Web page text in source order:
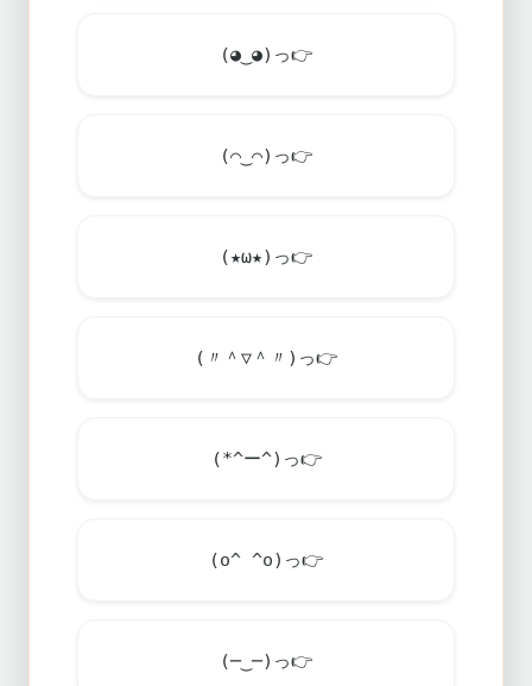
(◕‿◕)っ👉
(⌒‿⌒)っ👉
(★ω★)っ👉
(〃＾▽＾〃)っ👉
(*^ー^)っ👉
(o^ ^o)っ👉
(─‿─)っ👉